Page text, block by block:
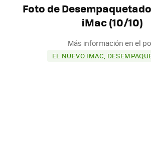
Foto de
iMac (10/10)
Más información en el
EL NUEVO IMAC,